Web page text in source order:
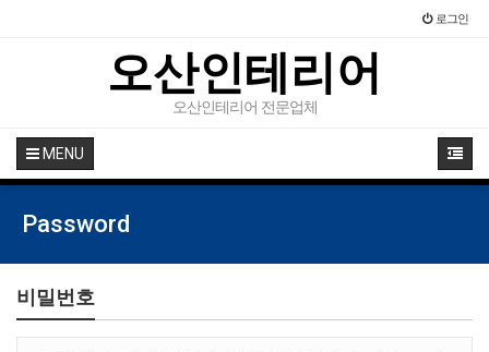
로그인
오산인테리어
오산인테리어 전문업체
MENU
Password
비밀번호